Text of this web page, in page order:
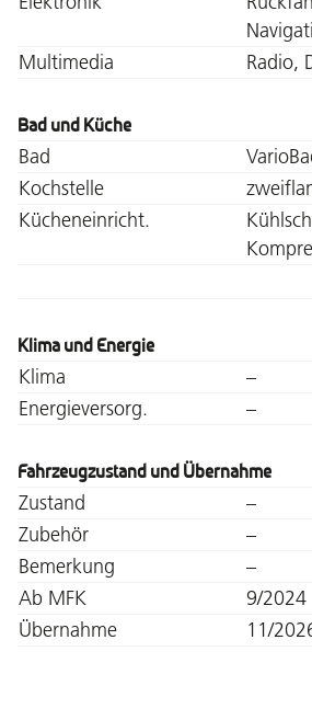
Multimedia
Radio,
Bad und Küche
Bad
Kochstelle
Kücheneinricht.
Klima und Energie
Klima
–
Energieversorg.
–
Fahrzeugzustand und Übernahme
Zustand
–
Zubehör
–
Bemerkung
–
Ab MFK
9/2024
Übernahme
11/